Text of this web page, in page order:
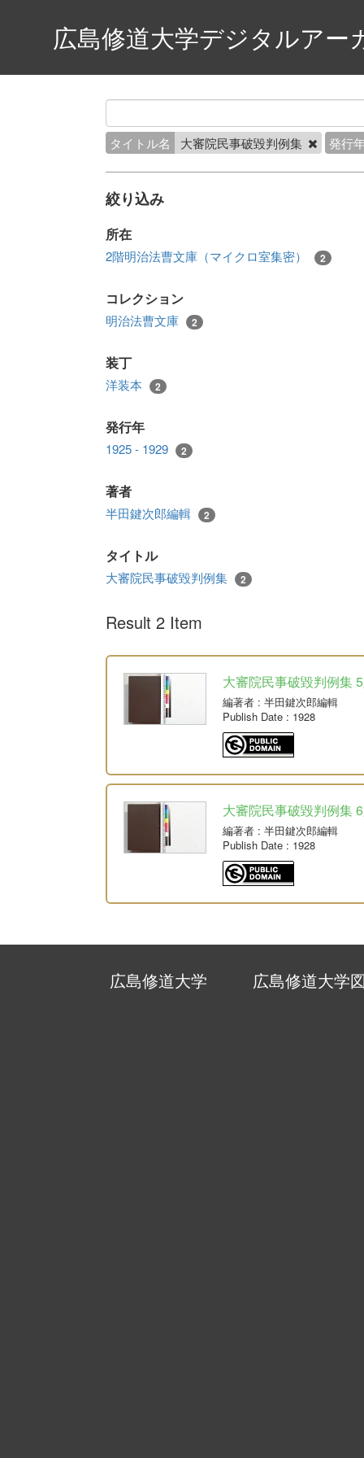
広島修道大学デジタルアー
タイトル名 大審院民事破毀判例集 発行
絞り込み
所在
2階明治法曹文庫（マイクロ室集密） 2
コレクション
明治法曹文庫 2
装丁
洋装本 2
発行年
1925 - 1929 2
著者
半田鍵次郎編輯 2
タイトル
大審院民事破毀判例集 2
Result 2 Item
大審院民事破毀判例集
編著者 : 半田鍵次郎編輯
Publish Date : 1928
大審院民事破毀判例集
編著者 : 半田鍵次郎編輯
Publish Date : 1928
広島修道大学 広島修道大学